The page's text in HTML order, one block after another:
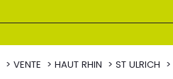
VENTE HAUT RHIN ST ULRICH